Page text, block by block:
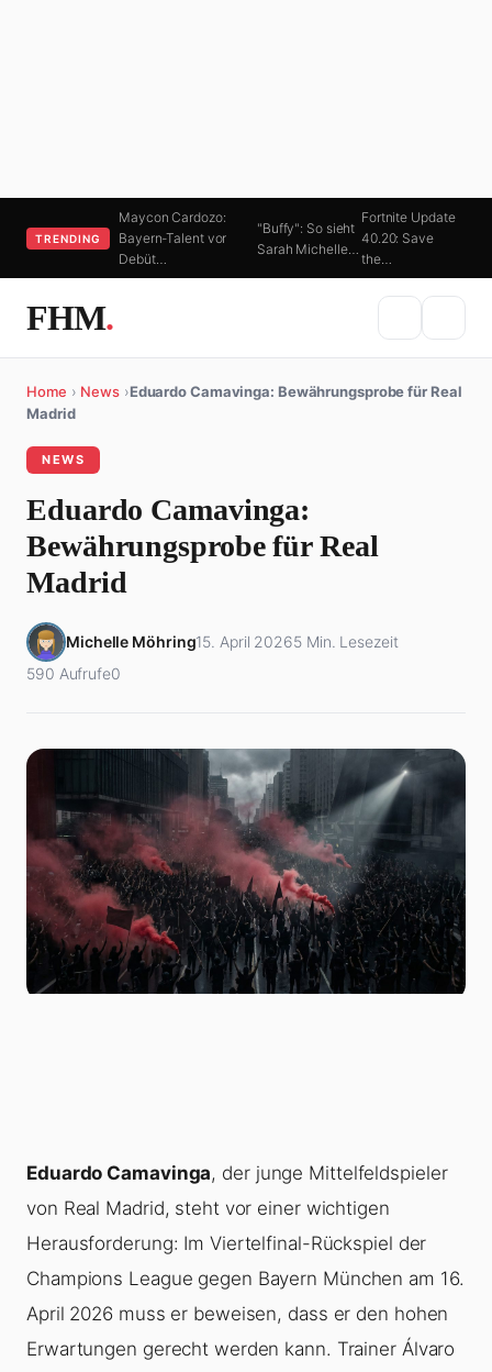
TRENDING
Maycon Cardozo:
Bayern-Talent vor
Debüt…
"Buffy": So sieht
Sarah Michelle…
Fortnite Update
40.20: Save
the…
FHM.
Home › News ›Eduardo Camavinga: Bewährungsprobe für Real
Madrid
NEWS
Eduardo Camavinga:
Bewährungsprobe für Real
Madrid
Michelle Möhring15. April 20265 Min. Lesezeit
590 Aufrufe0
Eduardo Camavinga, der junge Mittelfeldspieler
von Real Madrid, steht vor einer wichtigen
Herausforderung: Im Viertelfinal-Rückspiel der
Champions League gegen Bayern München am 16.
April 2026 muss er beweisen, dass er den hohen
Erwartungen gerecht werden kann. Trainer Álvaro